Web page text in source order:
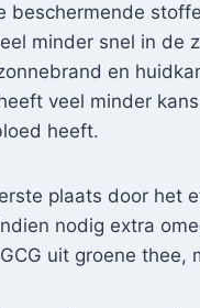
beschermende
minder snel in de
en
veel minder
heeft.
plaats door het
nodig extra
uit groene thee,